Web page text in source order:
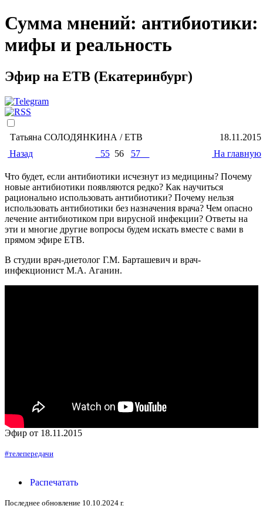
Сумма мнений: антибиотики:
мифы и реальность
Эфир на ЕТВ (Екатеринбург)
Татьяна СОЛОДЯНКИНА / ЕТВ
18.11.2015
Назад
5556 57 На главную
Что будет, если антибиотики исчезнут из медицины? Почему
новые антибиотики появляются редко? Как научиться
рационально использовать антибиотики? Почему нельзя
использовать антибиотики без назначения врача? Чем опасно
лечение антибиотиком при вирусной инфекции? Ответы на
эти и многие другие вопросы будем искать вместе с вами в
прямом эфире ЕТВ.
В студии врач-диетолог Г.М. Барташевич и врач-
инфекционист М.А. Аганин.
Эфир от 18.11.2015
#телепередачи
Распечатать
Последнее обновление 10.10.2024 г.